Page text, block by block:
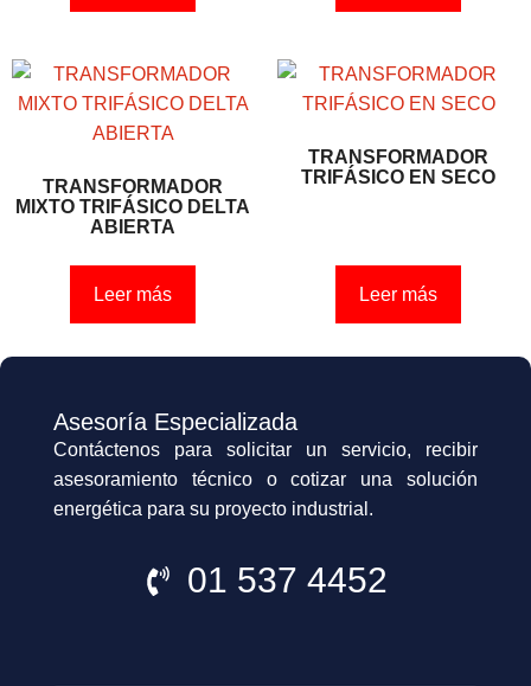
TRANSFORMADOR
MIXTO TRIFÁSICO DELTA
ABIERTA
Leer más
TRANSFORMADOR
TRIFÁSICO EN SECO
Leer más
Asesoría Especializada
Contáctenos para solicitar un servicio, recibir
asesoramiento técnico o cotizar una solución
energética para su proyecto industrial.
01 537 4452